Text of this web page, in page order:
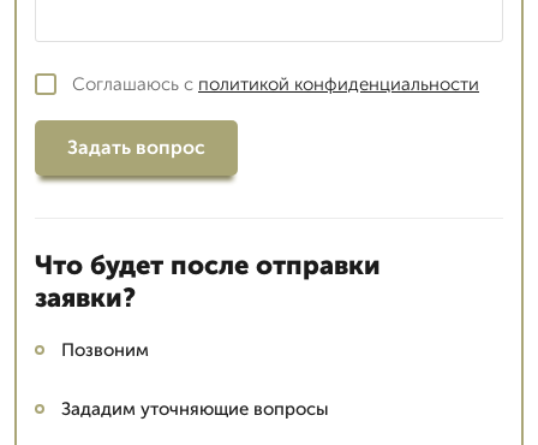
Соглашаюсь с политикой конфиденциальности
Задать вопрос
Что будет после отправки
заявки?
Позвоним
Зададим уточняющие вопросы